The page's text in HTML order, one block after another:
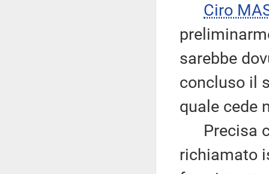
Ciro
sarebbe
concluso il
quale cede
Precisa
richiamato